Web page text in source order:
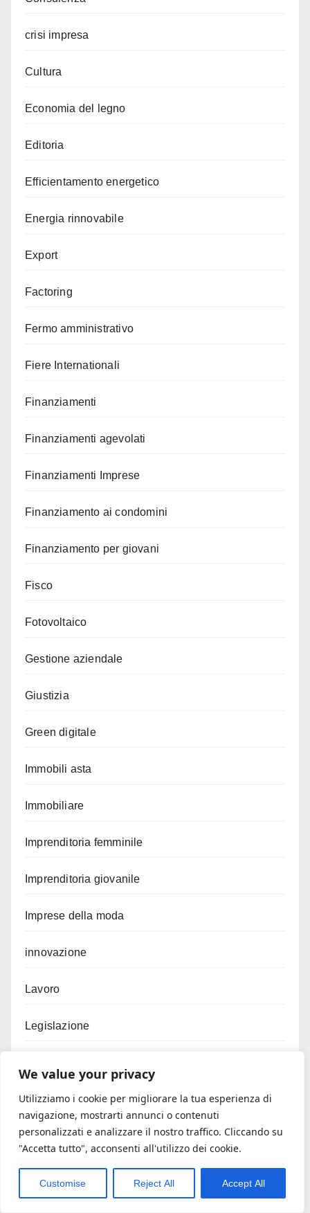
We value your privacy
Utilizziamo i cookie per migliorare la tua esperienza di
navigazione, mostrarti annunci o contenuti
personalizzati e analizzare il nostro traffico. Cliccando su
"Accetta tutto", acconsenti all'utilizzo dei cookie.
Customise Reject All Accept All
crisi impresa
Cultura
Economia del legno
Editoria
Efficientamento energetico
Energia rinnovabile
Export
Factoring
Fermo amministrativo
Fiere Internationali
Finanziamenti
Finanziamenti agevolati
Finanziamenti Imprese
Finanziamento ai condomini
Finanziamento per giovani
Fisco
Fotovoltaico
Gestione aziendale
Giustizia
Green digitale
Immobili asta
Immobiliare
Imprenditoria femminile
Imprenditoria giovanile
Imprese della moda
innovazione
Lavoro
Legislazione
Moda
Mutuo casa
Mutuo nullo